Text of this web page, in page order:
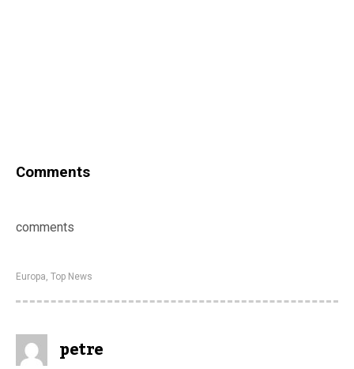
Comments
comments
Europa Top News
petre